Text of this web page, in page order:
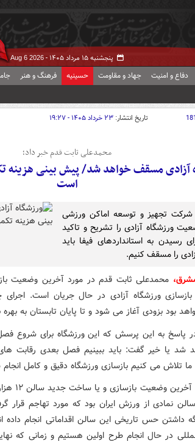
پنجشنبه ۱۵ مرداد ۱۴۰۵ - Aug 6 2026
دفاع و امنیت جهاد و مقاومت حسینیه فرهنگ و هنر
تاریخ انتشار: ۲۳ خرداد ۱۴۰۵ - ۱۹:۲۷
محمدعلی ثابت قدم خبر داد؛
است
شرکت تجهیز و توسعه اماکن ورزشی
ورزشگاه آزادی را تشریح و تاکید
رسیدن به استانداردهای فیفا باید
را مسقف کنیم.
محمدعلی ثابت قدم در مورد آخرین وضعیت
ورزشگاه آزادی در حال جریان است.
بود بزودی آغاز می شود و تا پایان تابستان به
پاسخ به این پرسش که این ورزشگاه برای شروع
شد یا خیر گفت: باید ببینیم فصل بعدی رقابت
تلاش می کنیم بازسازی ورزشگاه دقیق و کامل
وی در
نمادی از ورزش ایران بود که مورد تهاجم قرار
داشتن حس تاریخی این سالن اقداماتی انجام داده
در حال انجام طرح اولین هستیم و زمانی که